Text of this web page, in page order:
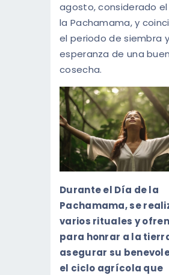
agosto, considerado
la Pachamama, y
el periodo de siembra
esperanza de una
cosecha.
Durante el Día de la
Pachamama, se
varios rituales y
para honrar a la
asegurar su
el ciclo agrícola que